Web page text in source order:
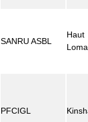
SANRU ASBL
Haut
PFCIGL